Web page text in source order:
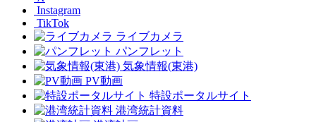
Instagram
TikTok
ライブカメラ
パンフレット
気象情報(東港)
PV動画
特設ポータルサイト
港湾統計資料